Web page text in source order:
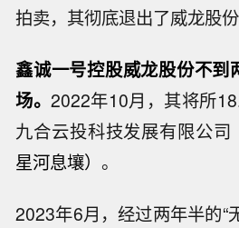
拍卖，其彻底退出了威龙股份
鑫诚一号控股威龙股份不到
场。2022年10月，其将所
九合云投科技发展有限公司
星河息壤） 。
2023年6月，经过两年半的“